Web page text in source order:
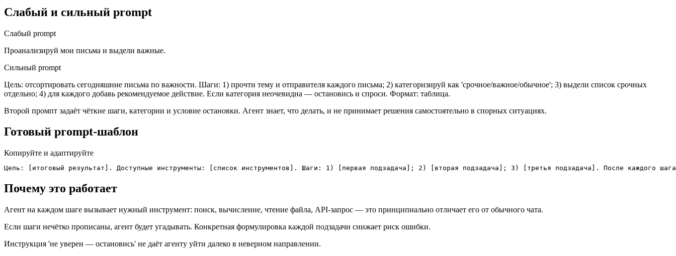
Слабый и сильный prompt
Слабый prompt
Проанализируй мои письма и выдели важные.
Сильный prompt
Цель: отсортировать сегодняшние письма по важности. Шаги: 1) прочти тему и отправителя каждого письма; 2) категоризируй как 'срочное/важное/обычное'; 3) выдели список срочных
отдельно; 4) для каждого добавь рекомендуемое действие. Если категория неочевидна — остановись и спроси. Формат: таблица.
Второй промпт задаёт чёткие шаги, категории и условие остановки. Агент знает, что делать, и не принимает решения самостоятельно в спорных ситуациях.
Готовый prompt-шаблон
Копируйте и адаптируйте
Цель: [итоговый результат]. Доступные инструменты: [список инструментов]. Шаги: 1) [первая подзадача]; 2) [вторая подзадача]; 3) [третья подзадача]. После каждого
Почему это работает
Агент на каждом шаге вызывает нужный инструмент: поиск, вычисление, чтение файла, API-запрос — это принципиально отличает его от обычного чата.
Если шаги нечётко прописаны, агент будет угадывать. Конкретная формулировка каждой подзадачи снижает риск ошибки.
Инструкция 'не уверен — остановись' не даёт агенту уйти далеко в неверном направлении.